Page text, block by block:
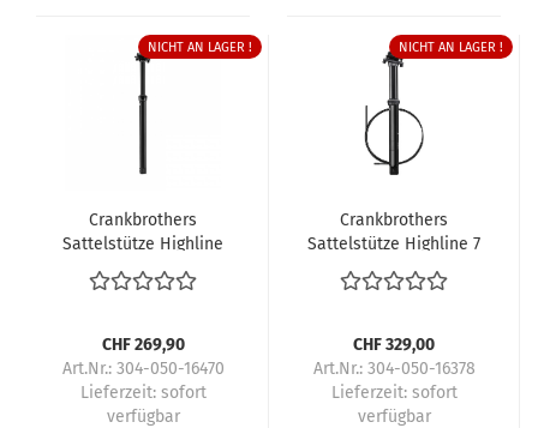
NICHT AN LAGER !
Crankbrothers
Sattelstütze Highline
XC/Gravel
CHF 269,90
Art.Nr.: 304-050-16470
Lieferzeit: sofort
verfügbar
NICHT AN LAGER !
Crankbrothers
Sattelstütze Highline 7
CHF 329,00
Art.Nr.: 304-050-16378
Lieferzeit: sofort
verfügbar